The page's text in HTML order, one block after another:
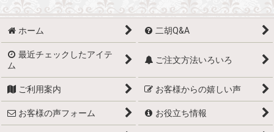
ホーム 二胡Q&A
最近チェックしたアイテ
ム
ご注文方法いろいろ
ご利用案内 お客様からの嬉しい声
お客様の声フォーム お役立ち情報